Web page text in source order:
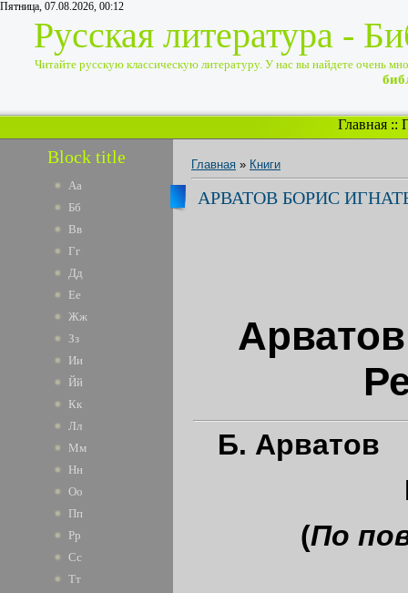
Пятница, 07.08.2026, 00:12
Русская литература -
Читайте русскую классическую литературу. У нас вы найдете очень
Главная ::
Block title
Аа
Бб
Вв
Гг
Дд
Ее
Жж
Зз
Ии
Йй
Кк
Лл
Мм
Нн
Оо
Пп
Рр
Сс
Тт
Главная » Книги
АРВАТОВ БОРИС
Б. Арватов
(По